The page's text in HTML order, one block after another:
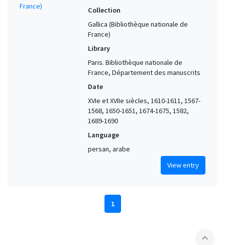
Collection
Gallica (Bibliothèque nationale de
France)
Library
Paris. Bibliothèque nationale de
France, Département des manuscrits
Date
XVIe et XVIIe siècles, 1610-1611, 1567-
1568, 1650-1651, 1674-1675, 1582,
1689-1690
Language
persan, arabe
View entry
1
expand_less